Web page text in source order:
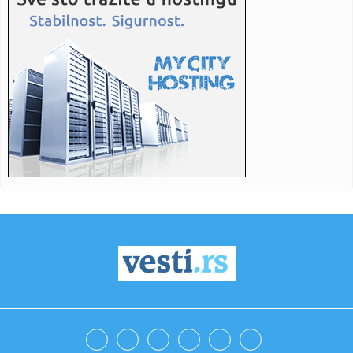
dvojic...
23:21:
šta...
23:21:Pucano na vilu bogatog srpskog trgovca nekretninama u
Minhenu
23:21:Ako vam nije do vježbanja, ova dvominutna aktivnost može
biti o...
23:21:Teška saobraćajka u Prijedoru: Povrijeđen vozač motora
Burna noć u Vitezu i Novom Travniku: Eksplozivna naprava
Dunav sve niži, problemi sve veći: Elektrane smanjuju
proizvodn...